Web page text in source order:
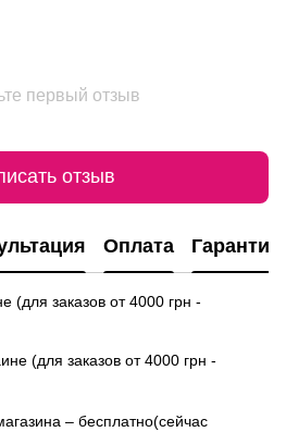
первый отзыв
отзыв
Оплата Гарантия
(для заказов от 4000 грн -
(для заказов от 4000 грн -
– бесплатно(сейчас